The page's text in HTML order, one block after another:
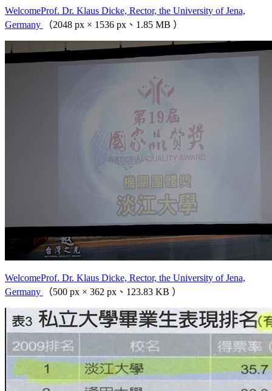
WelcomeProf. Dr. Klaus Dicke, Rector, the University of Jena,
Germany
（2048 px × 1536 px、1.85 MB ）
WelcomeProf. Dr. Klaus Dicke, Rector, the University of Jena,
Germany
（500 px × 362 px、123.83 KB ）